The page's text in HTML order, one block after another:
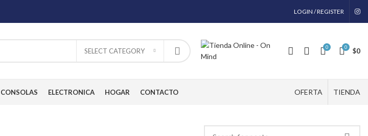
LOGIN / REGISTER
SELECT CATEGORY 0 0 $0
CONSOLAS ELECTRONICA HOGAR CONTACTO OFERTA TIENDA